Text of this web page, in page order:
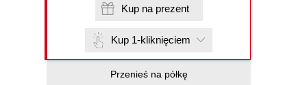
Kup na prezent
Kup 1-kliknięciem
Przenieś na półkę